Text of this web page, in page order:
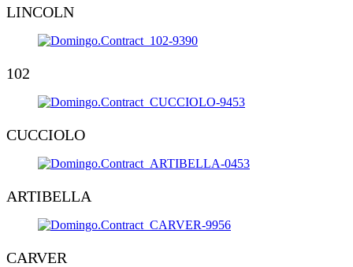
LINCOLN
102
CUCCIOLO
ARTIBELLA
CARVER